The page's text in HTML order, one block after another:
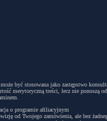
być stosowana jako zastępstwo
merytoryczną treści, lecz nie
o programie afiliacyjnym
Twojego zamówienia, ale bez